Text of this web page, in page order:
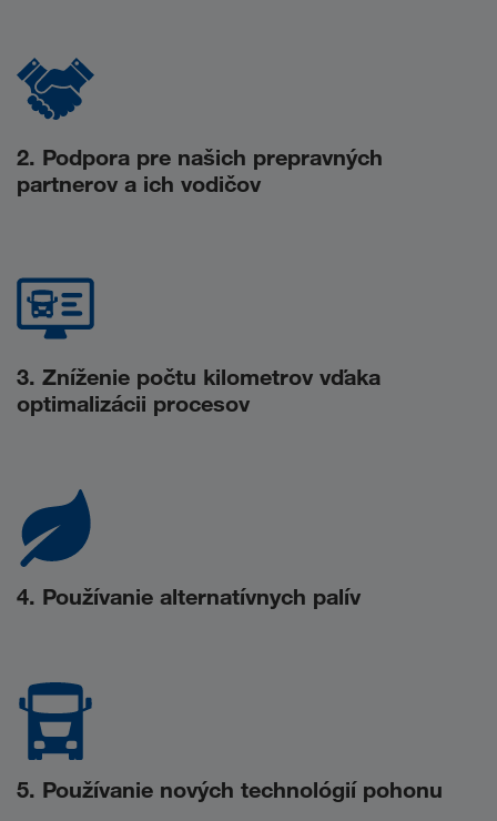
2. Podpora pre našich prepravných
partnerov a ich vodičov
3. Zníženie počtu kilometrov vďaka
optimalizácii procesov
4. Používanie alternatívnych palív
5. Používanie nových technológií pohonu